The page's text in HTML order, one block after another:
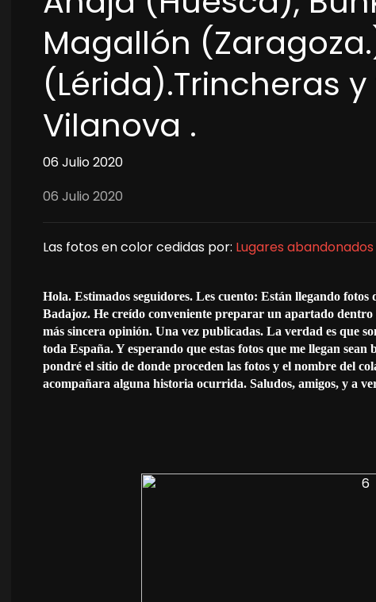
Magallón
(Lérida).Trincheras
Vilanova .
06 Julio 2020
06 Julio 2020
Las fotos en color cedidas por: Lugares
Hola. Estimados seguidores. Les cuento: Están llegando
Badajoz. He creído conveniente preparar un apartado dentro
más sincera opinión. Una vez publicadas. La verdad es que
toda España. Y esperando que estas fotos que me llegan
pondré el sitio de donde proceden las fotos y el nombre del
acompañara alguna historia ocurrida. Saludos, amigos, y a